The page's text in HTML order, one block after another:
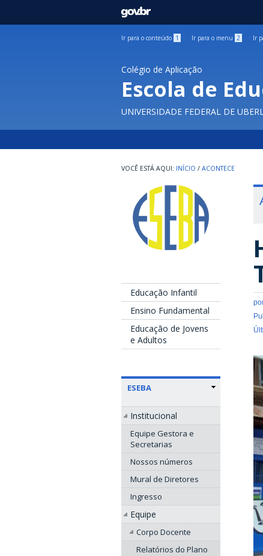
GOVBR
Ir para o conteúdo 1 Ir para o menu 2 Ir
Colégio de Aplicação
Escola de
UNIVERSIDADE FEDERAL DE
INÍCIO / ACONTECE
Educação Infantil
Ensino Fundamental
Educação de Jovens
e Adultos
ESEBA
Institucional
Equipe Gestora e
Secretarias
Nossos números
Mural de Diretores
Ingresso
Equipe
Corpo Docente
Relatórios do Plano